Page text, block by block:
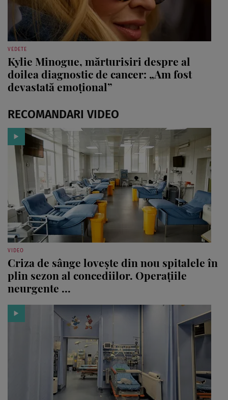
VEDETE
Kylie Minogue, mărturisiri despre al
doilea diagnostic de cancer: „Am fost
devastată emoțional”
RECOMANDARI VIDEO
VIDEO
Criza de sânge lovește din nou spitalele în
plin sezon al concediilor. Operațiile
neurgente ...